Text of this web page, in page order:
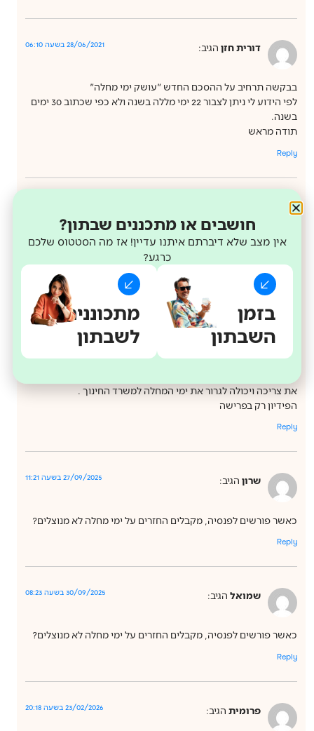
דורית חזן הגיב: 28/06/2021 בשעה 06:10
בבקשה תרחיב על ההסכם החדש "עושק ימי מחלה"
לפי הידוע לי ניתן לצבור 22 ימי מללה בשנה ולא כפי שכתוב 30 ימים
בשנה.
תודה מראש
Reply
אני עובדת עמותה (עולם ישן..), העמותה נסגרת, ובשנה הבאה אני
עוברת למשרד החינוך. האם ימי המחלה שצברתי יכולים להיפדות על
ידי / להיגרר למשרד החינוך?
07/07/2021 בשעה 08:15
את צריכה ויכולה לגרור את ימי המחלה למשרד החינוך .
הפידיון רק בפרישה
Reply
שרון הגיב: 27/09/2025 בשעה 11:21
כאשר פורשים לפנסיה, מקבלים החזרים על ימי מחלה לא מנוצלים?
Reply
שמואל הגיב: 30/09/2025 בשעה 08:23
כאשר פורשים לפנסיה, מקבלים החזרים על ימי מחלה לא מנוצלים?
Reply
פרומית הגיב: 23/02/2026 בשעה 20:18
חושבים או מתכננים שבתון?
אין מצב שלא דיברתם איתנו עדיין! אז מה הסטטוס שלכם
כרגע?
בזמן
השבתון
מתכוננים
לשבתון